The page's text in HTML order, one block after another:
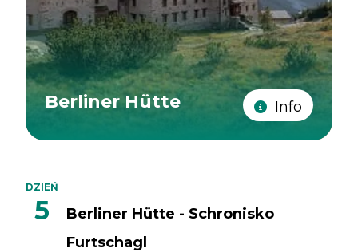
Berliner Hütte Info
DZIEŃ
5
Berliner Hütte - Schronisko
Furtschagl